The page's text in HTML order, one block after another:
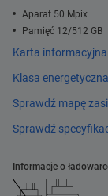
Aparat 50 Mpix
Pamięć 12/512 GB
Karta
Klasa
Sprawdź mapę
Sprawdź
Informacje o